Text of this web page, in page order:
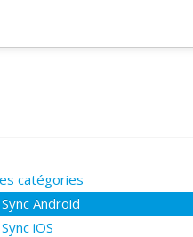
question
ouvertes
catégories
Android
iOS